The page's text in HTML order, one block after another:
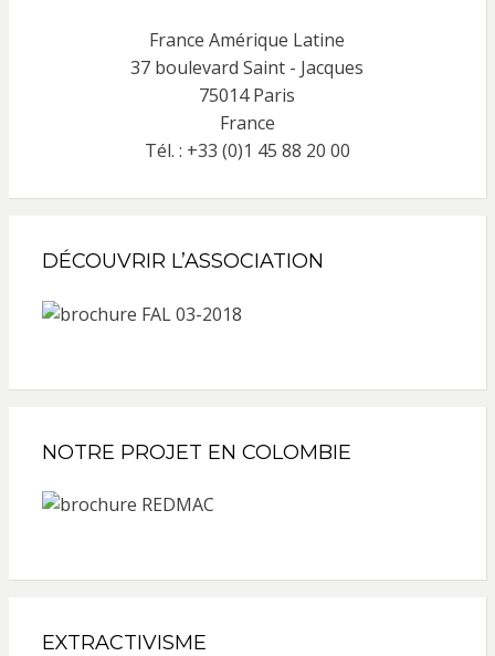
France Amérique Latine
37 boulevard Saint - Jacques
75014 Paris
France
Tél. : +33 (0)1 45 88 20 00
DÉCOUVRIR L’ASSOCIATION
NOTRE PROJET EN COLOMBIE
EXTRACTIVISME